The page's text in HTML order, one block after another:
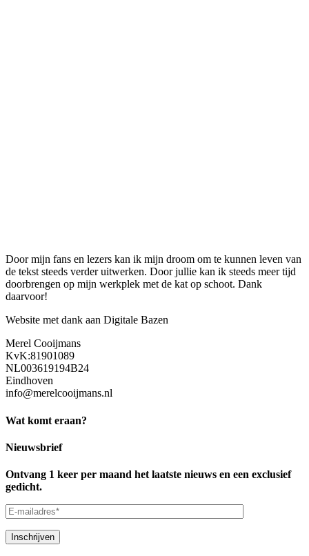
Door mijn fans en lezers kan ik mijn droom om te kunnen leven van
de tekst steeds verder uitwerken. Door jullie kan ik steeds meer tijd
doorbrengen op mijn werkplek met de kat op schoot. Dank
daarvoor!
Website met dank aan Digitale Bazen
Merel Cooijmans
KvK:81901089
NL003619194B24
Eindhoven
info@merelcooijmans.nl
Wat komt eraan?
Nieuwsbrief
Ontvang 1 keer per maand het laatste nieuws en een exclusief
gedicht.